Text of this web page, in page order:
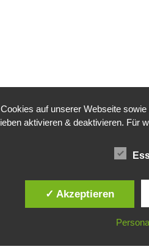
auf unserer Webseite
aktivieren & deaktivieren. Für
✓ Akzeptieren